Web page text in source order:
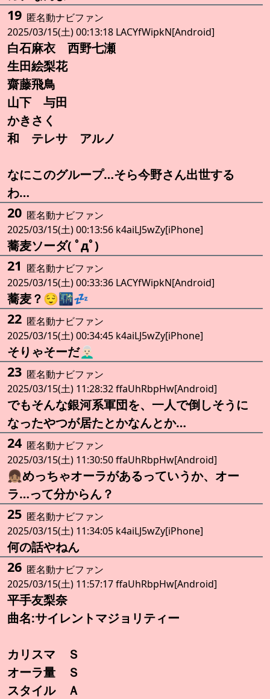
19 匿名動ナビファン
2025/03/15(土) 00:13:18 LACYfWipkN[Android]
白石麻衣 西野七瀬
生田絵梨花
齋藤飛鳥
山下 与田
かきさく
和 テレサ アルノ
なにこのグループ…そら今野さん出世する
わ…
20 匿名動ナビファン
2025/03/15(土) 00:13:56 k4aiLJ5wZy[iPhone]
蕎麦ソーダ( ﾟдﾟ)
21 匿名動ナビファン
2025/03/15(土) 00:33:36 LACYfWipkN[Android]
蕎麦？😌🌃💤
22 匿名動ナビファン
2025/03/15(土) 00:34:45 k4aiLJ5wZy[iPhone]
そりゃそーだ👨🏻‍🦳
23 匿名動ナビファン
2025/03/15(土) 11:28:32 ffaUhRbpHw[Android]
でもそんな銀河系軍団を、一人で倒しそうに
なったやつが居たとかなんとか…
24 匿名動ナビファン
2025/03/15(土) 11:30:50 ffaUhRbpHw[Android]
👧🏽めっちゃオーラがあるっていうか、オー
ラ…って分からん？
25 匿名動ナビファン
2025/03/15(土) 11:34:05 k4aiLJ5wZy[iPhone]
何の話やねん
26 匿名動ナビファン
2025/03/15(土) 11:57:17 ffaUhRbpHw[Android]
平手友梨奈
曲名:サイレントマジョリティー
カリスマ Ｓ
オーラ量 Ｓ
スタイル Ａ